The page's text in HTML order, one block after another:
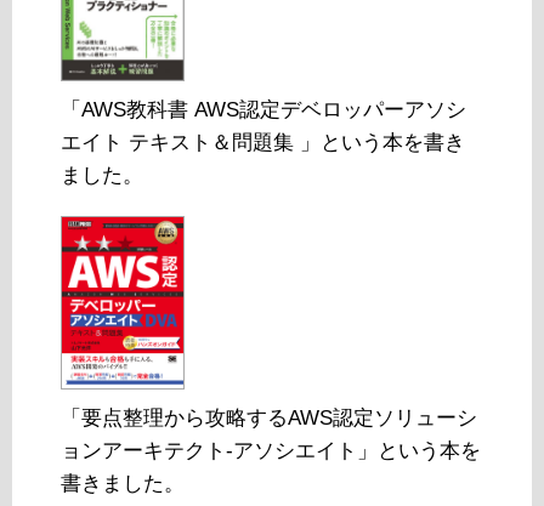
「AWS教科書 AWS認定デベロッパーアソシ
エイト テキスト＆問題集 」という本を書き
ました。
「要点整理から攻略するAWS認定ソリューシ
ョンアーキテクト-アソシエイト」という本を
書きました。